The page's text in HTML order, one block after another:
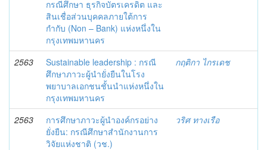
กรณีศึกษา ธุรกิจบัตรเครดิต และ
สินเชื่อส่วนบุคคลภายใต้การ
กำกับ (Non – Bank) แห่งหนึ่งใน
กรุงเทพมหานคร
2563
Sustainable leadership : กรณี
ศึกษาภาวะผู้นำยั่งยืนในโรง
พยาบาลเอกชนชั้นนำแห่งหนึ่งใน
กรุงเทพมหานคร
กฤติกา ไกรเดช
2563
การศึกษาภาวะผู้นำองค์กรอย่าง
ยั่งยืน: กรณีศึกษาสำนักงานการ
วิจัยแห่งชาติ (วช.)
วริศ ทางเรือ